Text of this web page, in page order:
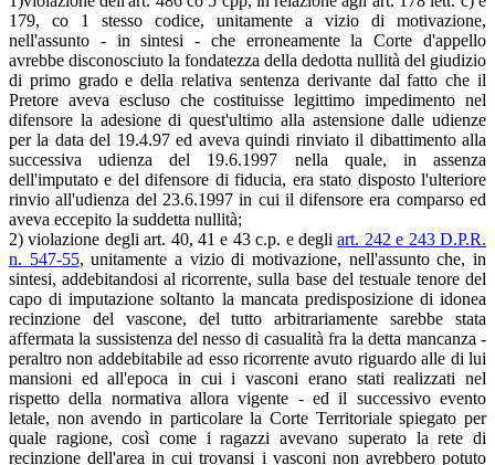
179, co 1 stesso codice, unitamente a vizio di motivazione,
nell'assunto - in sintesi - che erroneamente la Corte d'appello
avrebbe disconosciuto la fondatezza della dedotta nullità del giudizio
di primo grado e della relativa sentenza derivante dal fatto che il
Pretore aveva escluso che costituisse legittimo impedimento nel
difensore la adesione di quest'ultimo alla astensione dalle udienze
per la data del 19.4.97 ed aveva quindi rinviato il dibattimento alla
successiva udienza del 19.6.1997 nella quale, in assenza
dell'imputato e del difensore di fiducia, era stato disposto l'ulteriore
rinvio all'udienza del 23.6.1997 in cui il difensore era comparso ed
aveva eccepito la suddetta nullità;
2) violazione degli art. 40, 41 e 43 c.p. e degliart. 242 e 243 D.P.R.
n. 547-55, unitamente a vizio di motivazione, nell'assunto che, in
sintesi, addebitandosi al ricorrente, sulla base del testuale tenore del
capo di imputazione soltanto la mancata predisposizione di idonea
recinzione del vascone, del tutto arbitrariamente sarebbe stata
affermata la sussistenza del nesso di casualità fra la detta mancanza -
peraltro non addebitabile ad esso ricorrente avuto riguardo alle di lui
mansioni ed all'epoca in cui i vasconi erano stati realizzati nel
rispetto della normativa allora vigente - ed il successivo evento
letale, non avendo in particolare la Corte Territoriale spiegato per
quale ragione, così come i ragazzi avevano superato la rete di
recinzione dell'area in cui trovansi i vasconi non avrebbero potuto